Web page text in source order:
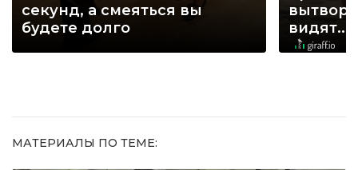
секунд, а смеяться вы
будете долго
видят...
МАТЕРИАЛЫ ПО ТЕМЕ: